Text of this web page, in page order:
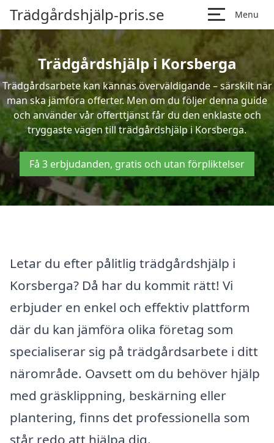
Trädgårdshjälp-pris.se Menu
Trädgårdshjälp i Korsberga
Trädgårdsarbete kan kännas överväldigande – särskilt när
man ska jämföra offerter. Men om du följer denna guide
och använder vår offerttjänst får du den enklaste och
tryggaste vägen till trädgårdshjälp i Korsberga.
Få 3 erbjudanden, gratis och utan förpliktelser
Letar du efter pålitlig trädgårdshjälp i
Korsberga? Då har du kommit rätt! Vi
erbjuder en enkel och effektiv plattform
där du kan jämföra olika företag som
specialiserar sig på trädgårdsarbete i ditt
närområde. Oavsett om du behöver hjälp
med gräsklippning, beskärning eller
plantering, finns det professionella som
står redo att hjälpa dig.